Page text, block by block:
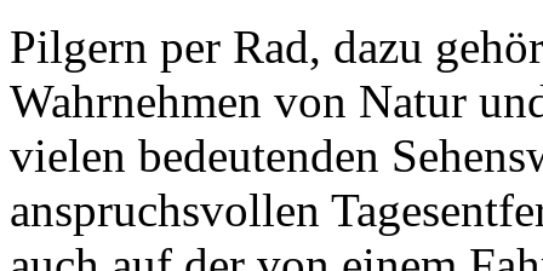
Pilgern per Rad, dazu
Wahrnehmen von Natur
vielen bedeutenden
anspruchsvollen